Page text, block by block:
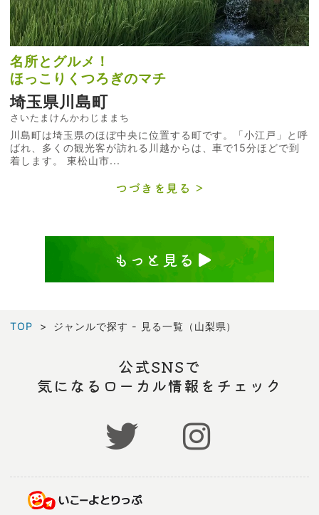
名所とグルメ！
ほっこりくつろぎのマチ
埼玉県川島町
さいたまけんかわじままち
川島町は埼玉県のほぼ中央に位置する町です。「小江戸」と呼
ばれ、多くの観光客が訪れる川越からは、車で15分ほどで到
着します。 東松山市...
つづきを見る
もっと見る
TOP ジャンルで探す - 見る一覧（山梨県）
公式SNSで
気になるローカル情報をチェック